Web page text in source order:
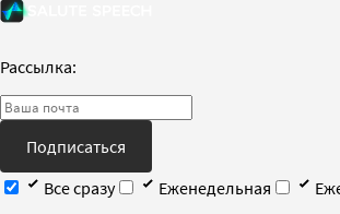
Рассылка:
Подписаться
Все сразу
Еженедельная